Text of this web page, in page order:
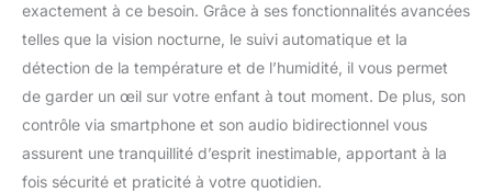
exactement à ce besoin. Grâce à ses fonctionnalités avancées
telles que la vision nocturne, le suivi automatique et la
détection de la température et de l’humidité, il vous permet
de garder un œil sur votre enfant à tout moment. De plus, son
contrôle via smartphone et son audio bidirectionnel vous
assurent une tranquillité d’esprit inestimable, apportant à la
fois sécurité et praticité à votre quotidien.